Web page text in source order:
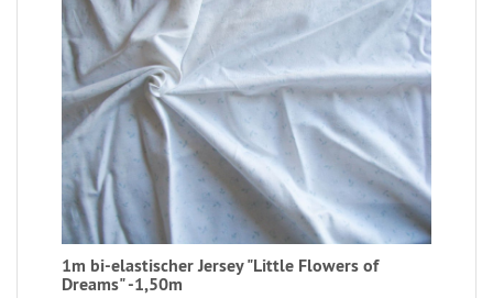
1m bi-elastischer Jersey "Little Flowers of
Dreams" -1,50m